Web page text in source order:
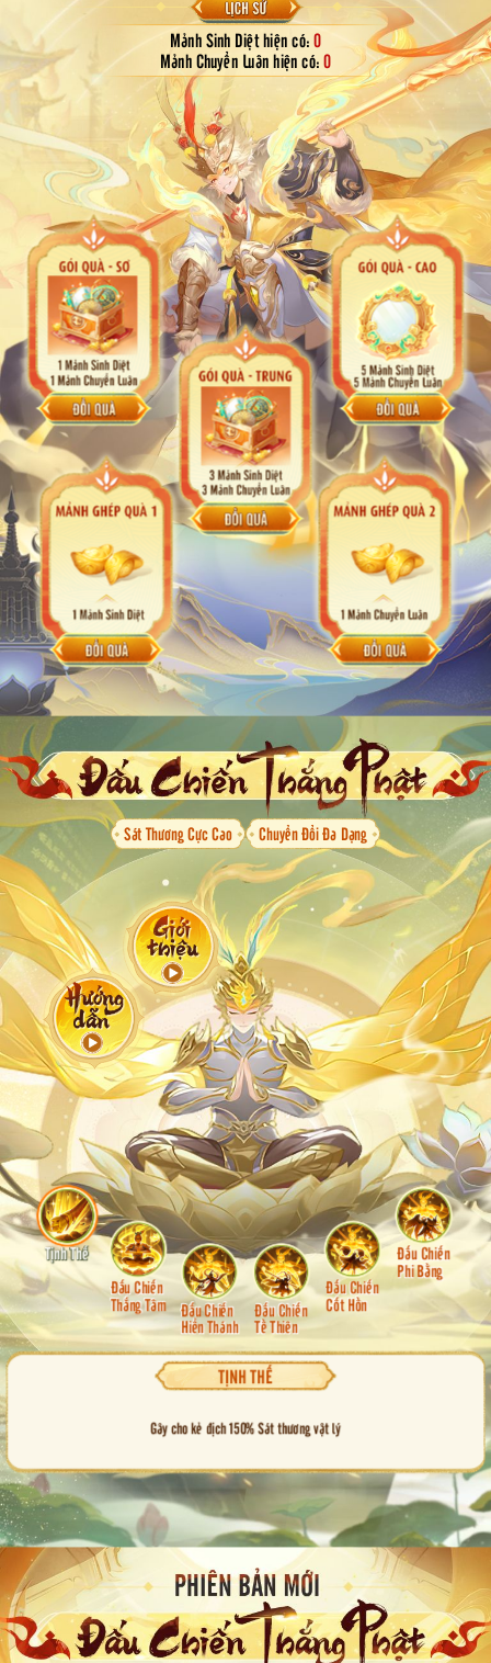
Mảnh Sinh Diệt hiện có:0
Mảnh Chuyển Luân hiện có:0
Sát Thương Cực Cao Chuyển Đổi Đa Dạng
Tịnh Thế
TỊNH THẾ
Gây cho kẻ địch 150% Sát thương vật lý
Đấu Chiến
Thắng Tâm Đấu Chiến
Hiển Thánh
Đấu Chiến
Tề Thiên
Đấu Chiến
Cốt Hồn
Đấu Chiến
Phi Bằng